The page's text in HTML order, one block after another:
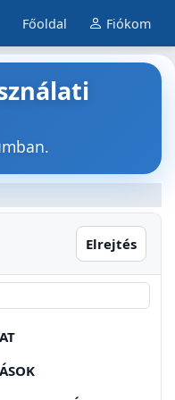
Főoldal Fiókom
Elrejtés